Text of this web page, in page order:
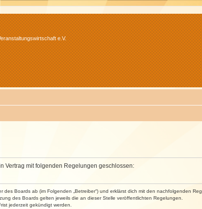
e.V.
Vertrag mit folgenden Regelungen geschlossen:
Boards ab (im Folgenden „Betreiber“) und erklärst dich mit den nachfolgenden
des Boards gelten jeweils die an dieser Stelle veröffentlichten Regelungen.
jederzeit gekündigt werden.